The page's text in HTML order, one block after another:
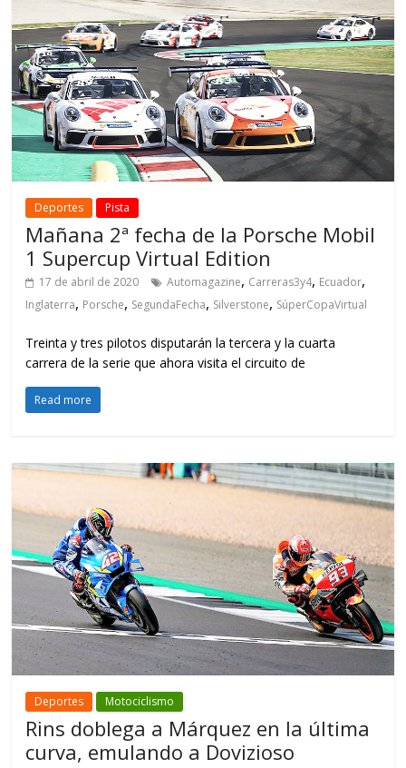
Deportes Pista
Mañana 2ª fecha de la Porsche Mobil
1 Supercup Virtual Edition
17 de abril de 2020 Automagazine, Carreras3y4, Ecuador,
Inglaterra, Porsche, SegundaFecha, Silverstone, SúperCopaVirtual
Treinta y tres pilotos disputarán la tercera y la cuarta
carrera de la serie que ahora visita el circuito de
Read more
Deportes Motociclismo
Rins doblega a Márquez en la última
curva, emulando a Dovizioso